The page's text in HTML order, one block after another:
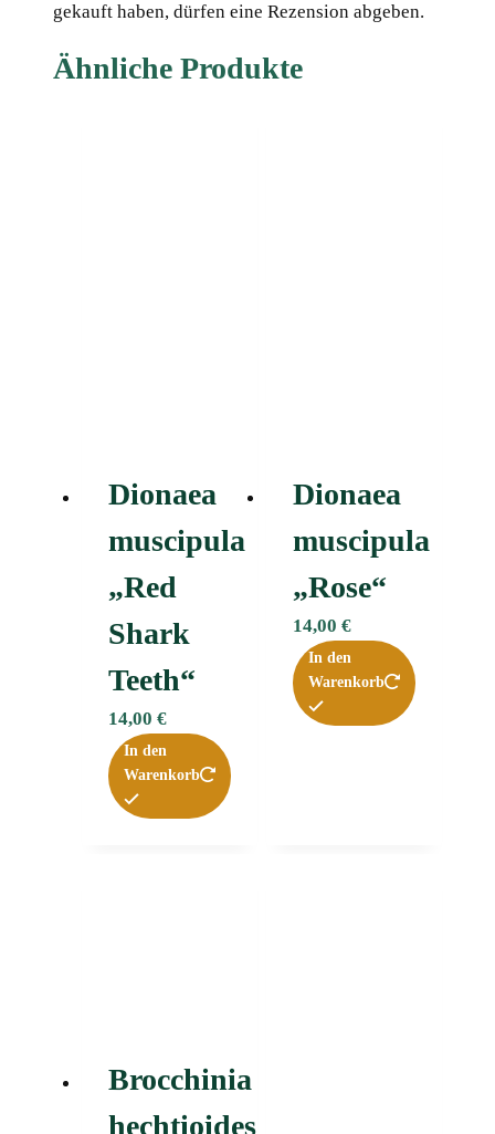
gekauft haben, dürfen eine Rezension abgeben.
Ähnliche Produkte
Dionaea
muscipula
„Red
Shark
Teeth“
14,00 €
In den
Warenkorb
Dionaea
muscipula
„Rose“
14,00 €
In den
Warenkorb
Brocchinia
hechtioides